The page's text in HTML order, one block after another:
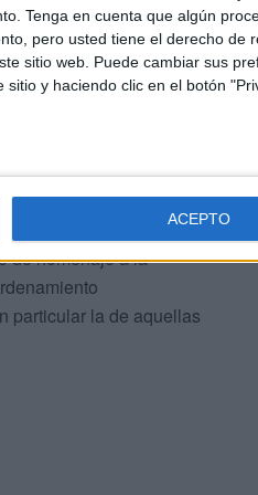
Tenga en cuenta que algún
pero usted tiene el derecho de
sitio web. Puede cambiar sus
y haciendo clic en el botón
ACEPTO
al calor de la chimenea
y a todas, si se dejara
que nos
contiene en el
nuestras propuestas de
de homenaje a la
particular la de aquellas